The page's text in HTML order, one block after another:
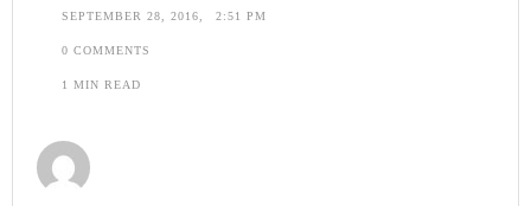
SEPTEMBER 28, 2016, 2:51 PM
0 COMMENTS
1 MIN READ